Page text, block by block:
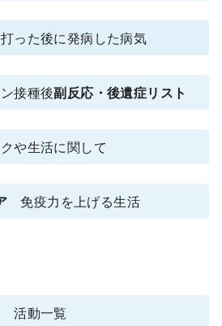
った後に発病した病気
接種後副反応・後遺症リスト
や生活に関して
免疫力を上げる生活
活動一覧